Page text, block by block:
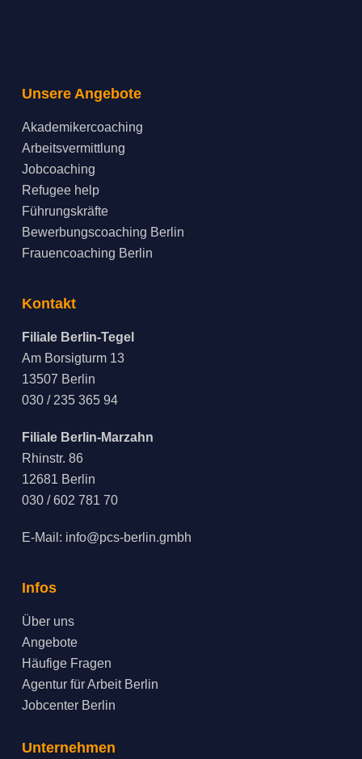
Unsere Angebote
Akademikercoaching
Arbeitsvermittlung
Jobcoaching
Refugee help
Führungskräfte
Bewerbungscoaching Berlin
Frauencoaching Berlin
Kontakt
Filiale Berlin-Tegel
Am Borsigturm 13
13507 Berlin
030 / 235 365 94
Filiale Berlin-Marzahn
Rhinstr. 86
12681 Berlin
030 / 602 781 70
E-Mail: info@pcs-berlin.gmbh
Infos
Über uns
Angebote
Häufige Fragen
Agentur für Arbeit Berlin
Jobcenter Berlin
Unternehmen